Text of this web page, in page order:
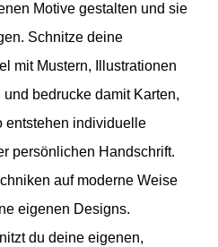
Motive gestalten und sie
Schnitze deine
mit Mustern, Illustrationen
bedrucke damit Karten,
entstehen individuelle
persönlichen Handschrift.
auf moderne Weise
eigenen Designs.
du deine eigenen,